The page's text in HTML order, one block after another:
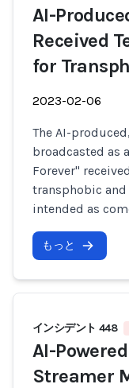
AI-
Received
for
2023-02-06
The AI-
broadcasted as
Forever"
transphobic
intended as
もっと
インシデント 448
AI-
Streamer